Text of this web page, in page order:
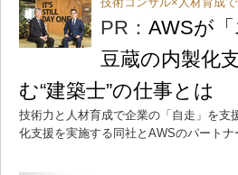
PR： AWSが
豆蔵の内製化
む“建築士”の仕事とは
技術力と人材育成で企業の「自走」を
化支援を実施する同社とAWSのパートナ